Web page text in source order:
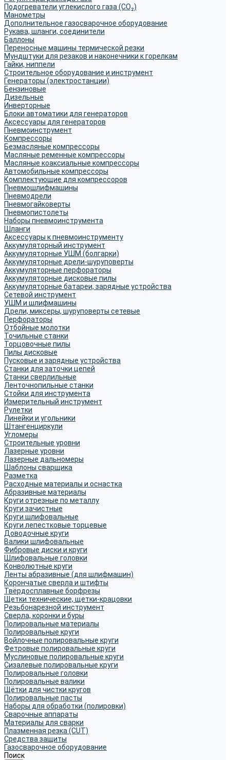
Подогреватели углекислого газа (CO₂)
Манометры
Дополнительное газосварочное оборудование
Рукава, шланги, соединители
Баллоны
Переносные машины термической резки
Мундштуки для резаков и наконечники к горелкам
Гайки, ниппели
Строительное оборудование и инструмент
Генераторы (электростанции)
Бензиновые
Дизельные
Инверторные
Блоки автоматики для генераторов
Аксессуары для генераторов
Пневмоинструмент
Компрессоры
Безмасляные компрессоры
Масляные ременные компрессоры
Масляные коаксиальные компрессоры
Автомобильные компрессоры
Комплектующие для компрессоров
Пневмошлифмашины
Пневмодрели
Пневмогайковерты
Пневмопистолеты
Наборы пневмоинструмента
Шланги
Аксессуары к пневмоинструменту
Аккумуляторный инструмент
Аккумуляторные УШМ (болгарки)
Аккумуляторные дрели-шуруповерты
Аккумуляторные перфораторы
Аккумуляторные дисковые пилы
Аккумуляторные батареи, зарядные устройства
Сетевой инструмент
УШМ и шлифмашины
Дрели, миксеры, шуруповерты сетевые
Перфораторы
Отбойные молотки
Точильные станки
Торцовочные пилы
Пилы дисковые
Пусковые и зарядные устройства
Станки для заточки цепей
Станки сверлильные
Ленточнопильные станки
Стойки для инструмента
Измерительный инструмент
Рулетки
Линейки и угольники
Штангенциркули
Угломеры
Строительные уровни
Лазерные уровни
Лазерные дальномеры
Шаблоны сварщика
Разметка
Расходные материалы и оснастка
Абразивные материалы
Круги отрезные по металлу
Круги зачистные
Круги шлифовальные
Круги лепестковые торцевые
Доводочные круги
Валики шлифовальные
Фибровые диски и круги
Шлифовальные головки
Конволютные круги
Ленты абразивные (для шлифмашин)
Корончатые сверла и штифты
Твёрдосплавные борфрезы
Щетки технические, щетки-крацовки
Резьбонарезной инструмент
Сверла, коронки и буры
Полировальные материалы
Полировальные круги
Войлочные полировальные круги
Фетровые полировальные круги
Муслиновые полировальные круги
Cизалевые полировальные круги
Полировальные головки
Полировальные валики
Щётки для чистки кругов
Полировальные пасты
Наборы для обработки (полировки)
Сварочные аппараты
Материалы для сварки
Плазменная резка (CUT)
Средства защиты
Газосварочное оборудование
Поиск